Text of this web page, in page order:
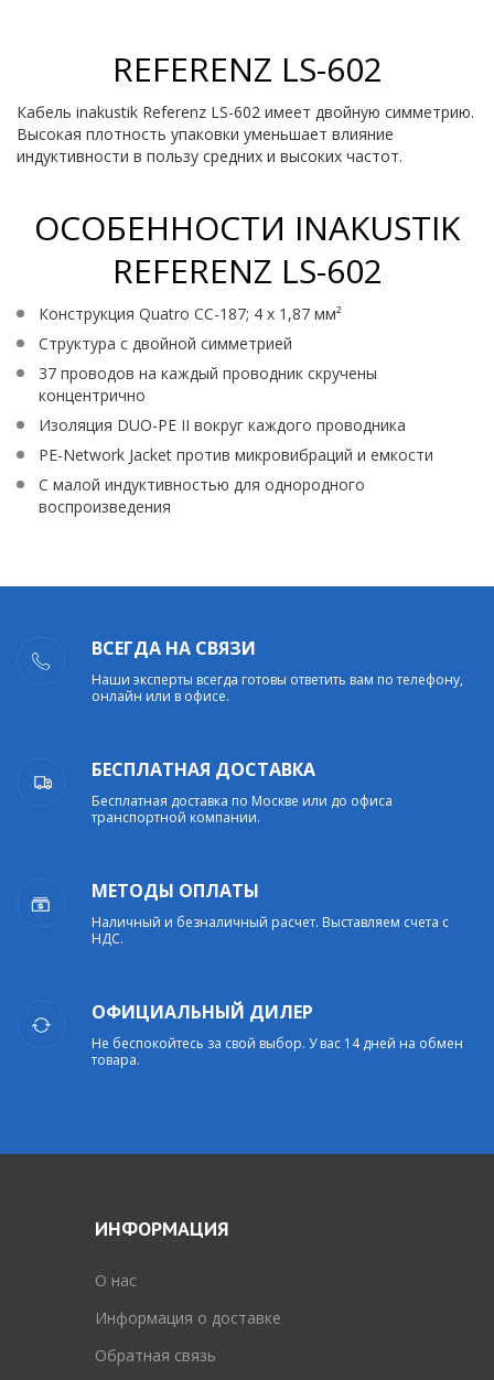
REFERENZ LS-602
Кабель inakustik Referenz LS-602 имеет двойную симметрию.
Высокая плотность упаковки уменьшает влияние
индуктивности в пользу средних и высоких частот.
ОСОБЕННОСТИ INAKUSTIK
REFERENZ LS-602
Конструкция Quatro CC-187; 4 x 1,87 мм²
Структура с двойной симметрией
37 проводов на каждый проводник скручены
концентрично
Изоляция DUO-PE II вокруг каждого проводника
PE-Network Jacket против микровибраций и емкости
С малой индуктивностью для однородного
воспроизведения
ВСЕГДА НА СВЯЗИ
Наши эксперты всегда готовы ответить вам по телефону,
онлайн или в офисе.
БЕСПЛАТНАЯ ДОСТАВКА
Бесплатная доставка по Москве или до офиса
транспортной компании.
МЕТОДЫ ОПЛАТЫ
Наличный и безналичный расчет. Выставляем счета с
НДС.
ОФИЦИАЛЬНЫЙ ДИЛЕР
Не беспокойтесь за свой выбор. У вас 14 дней на обмен
товара.
ИНФОРМАЦИЯ
O нас
Информация о доставке
Обратная связь